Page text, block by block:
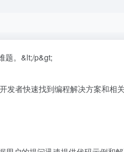
题。&lt;/p&gt;
者快速找到编程解决方案和相